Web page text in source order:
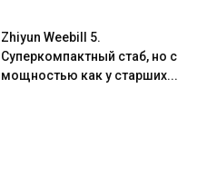
Zhiyun Weebill 5.
Cуперкомпактный стаб, но с
мощностью как у старших...